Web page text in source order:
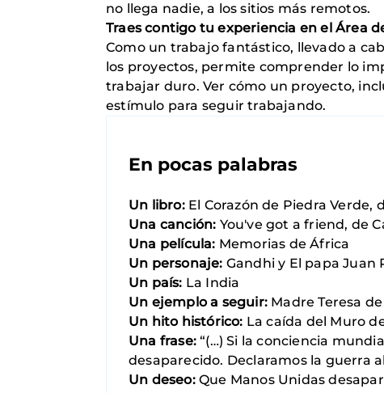
no llega nadie, a los sitios más remotos.
Traes contigo tu experiencia en el Área
Como un trabajo fantástico, llevado a
los proyectos, permite comprender lo
trabajar duro. Ver cómo un proyecto,
estímulo para seguir trabajando.
En pocas palabras
Un libro:El Corazón de Piedra Verde,
Una canción: You've got a friend, de
Una película: Memorias de África
Un personaje: Gandhi y El papa Juan
Un país: La India
Un ejemplo a seguir: Madre Teresa
Un hito histórico: La caída del Muro
Una frase: “(…) Si la conciencia
desaparecido. Declaramos la guerra
Un deseo:Que Manos Unidas